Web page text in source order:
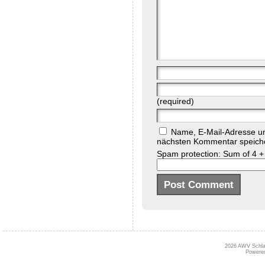
(required)
Name, E-Mail-Adresse
nächsten Kommentar
Spam protection: Sum of 4
2026 AWV